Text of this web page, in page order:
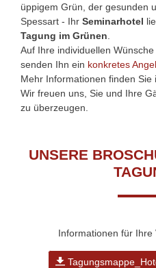
üppigem Grün, der gesunden
Spessart - Ihr Seminarhotel
Tagung im Grünen.
Auf Ihre individuellen
senden Ihn ein konkretes
Mehr Informationen finden Sie
Wir freuen uns, Sie und Ihre
zu überzeugen.
UNSERE
Informationen für Ihre